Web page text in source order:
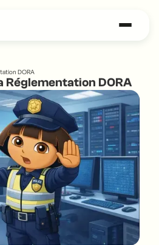
DORA
Réglementation DORA